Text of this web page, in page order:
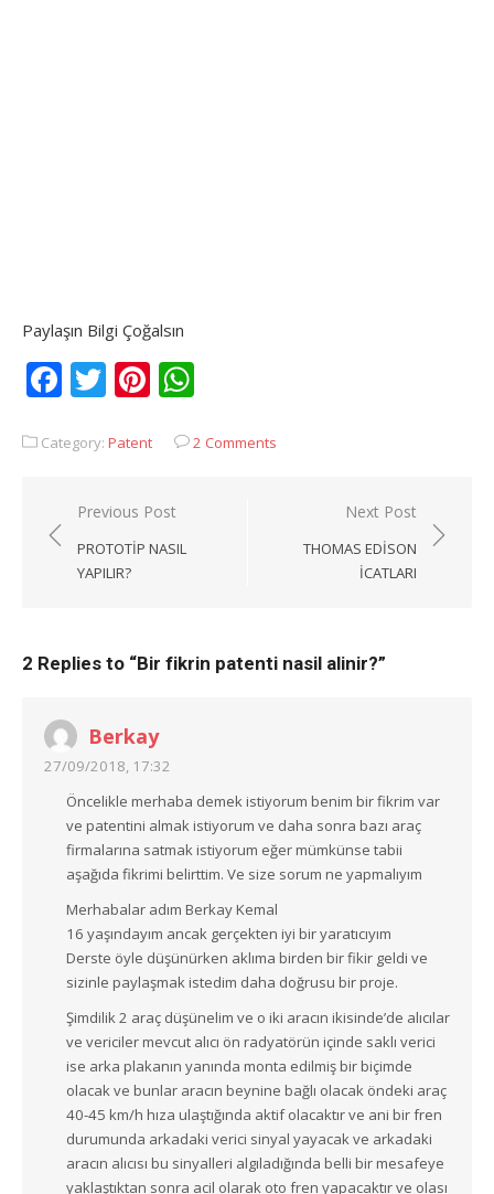
Paylaşın Bilgi Çoğalsın
Facebook
TwitterPinterest
Category: Patent 2 Comments
Yazı
gezinmesi
Previous Post
PROTOTIP NASIL
YAPILIR?
Next Post
THOMAS EDISON
ICATLARI
2 Replies to “Bir fikrin patenti nasil alinir?”
Berkay
27/09/2018, 17:32
Öncelikle merhaba demek istiyorum benim bir fikrim var
ve patentini almak istiyorum ve daha sonra bazı araç
firmalarına satmak istiyorum eğer mümkünse tabii
aşağıda fikrimi belirttim. Ve size sorum ne yapmalıyım
Merhabalar adım Berkay Kemal
16 yaşındayım ancak gerçekten iyi bir yaratıcıyım
Derste öyle düşünürken aklıma birden bir fikir geldi ve
sizinle paylaşmak istedim daha doğrusu bir proje.
Şimdilik 2 araç düşünelim ve o iki aracın ikisinde’de alıcılar
ve vericiler mevcut alıcı ön radyatörün içinde saklı verici
ise arka plakanın yanında monta edilmiş bir biçimde
olacak ve bunlar aracın beynine bağlı olacak öndeki araç
40-45 km/h hıza ulaştığında aktif olacaktır ve ani bir fren
durumunda arkadaki verici sinyal yayacak ve arkadaki
aracın alıcısı bu sinyalleri algıladığında belli bir mesafeye
yaklaştıktan sonra acil olarak oto fren yapacaktır ve olası